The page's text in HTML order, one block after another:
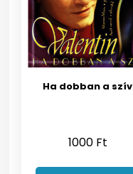
Ha dobban a szív
1000 Ft